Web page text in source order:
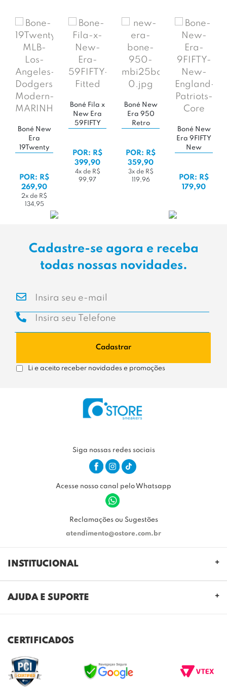
Boné New
Era
19Twenty
Dodgers
Modern
POR: R$
269,90
2x de R$
134,95
Boné Fila x
New Era
59FIFTY
POR: R$
399,90
4x de R$
99,97
Boné New
Era 950
Retro
'Marinho'
POR: R$
359,90
3x de R$
119,96
Boné New
Era 9FIFTY
New
Core
POR: R$
179,90
Cadastre-se agora e receba
todas nossas novidades.
Cadastrar
Li e aceito receber novidades e promoções
Siga nossas redes sociais
Acesse nosso canal pelo Whatsapp
Reclamações ou Sugestões
atendimento@ostore.com.br
INSTITUCIONAL
REGULAMENTO CASHBACK
AJUDA E SUPORTE
TROCAS E DEVOLUÇÕES
ENVIO E ENTREGA
DÚVIDAS FREQUENTES
CERTIFICADOS